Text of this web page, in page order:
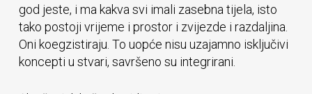
god jeste, i ma kakva svi imali zasebna tijela, isto
tako postoji vrijeme i prostor i zvijezde i razdaljina.
Oni koegzistiraju. To uopće nisu uzajamno isključivi
koncepti u stvari, savršeno su integrirani.